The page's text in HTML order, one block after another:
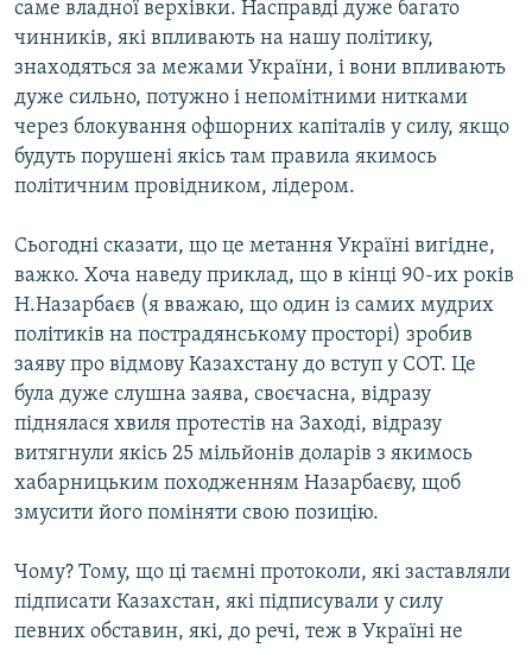
саме владної верхівки. Насправді дуже багато
чинників, які впливають на нашу політику,
знаходяться за межами України, і вони впливають
дуже сильно, потужно і непомітними нитками
через блокування офшорних капіталів у силу, якщо
будуть порушені якісь там правила якимось
політичним провідником, лідером.
Сьогодні сказати, що це метання Україні вигідне,
важко. Хоча наведу приклад, що в кінці 90-их років
Н.Назарбаєв (я вважаю, що один із самих мудрих
політиків на пострадянському просторі) зробив
заяву про відмову Казахстану до вступ у СОТ. Це
була дуже слушна заява, своєчасна, відразу
піднялася хвиля протестів на Заході, відразу
витягнули якісь 25 мільйонів доларів з якимось
хабарницьким походженням Назарбаєву, щоб
змусити його поміняти свою позицію.
Чому? Тому, що ці таємні протоколи, які заставляли
підписати Казахстан, які підписували у силу
певних обставин, які, до речі, теж в Україні не